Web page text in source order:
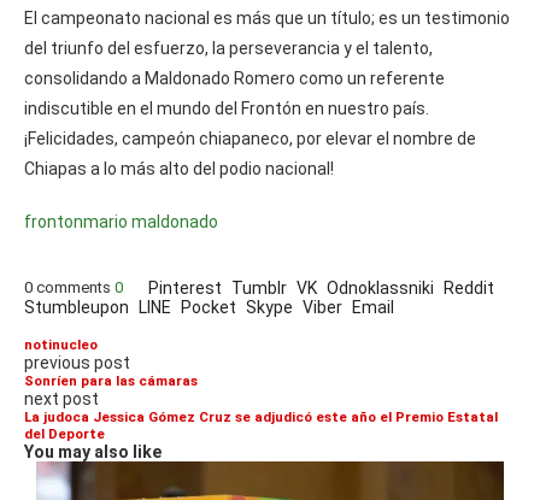
El campeonato nacional es más que un título; es un testimonio
del triunfo del esfuerzo, la perseverancia y el talento,
consolidando a Maldonado Romero como un referente
indiscutible en el mundo del Frontón en nuestro país.
¡Felicidades, campeón chiapaneco, por elevar el nombre de
Chiapas a lo más alto del podio nacional!
frontonmario maldonado
0 comments 0 Pinterest Tumblr VK Odnoklassniki Reddit
Stumbleupon LINE Pocket Skype Viber Email
notinucleo
previous post
Sonríen para las cámaras
next post
La judoca Jessica Gómez Cruz se adjudicó este año el Premio Estatal
del Deporte
You may also like